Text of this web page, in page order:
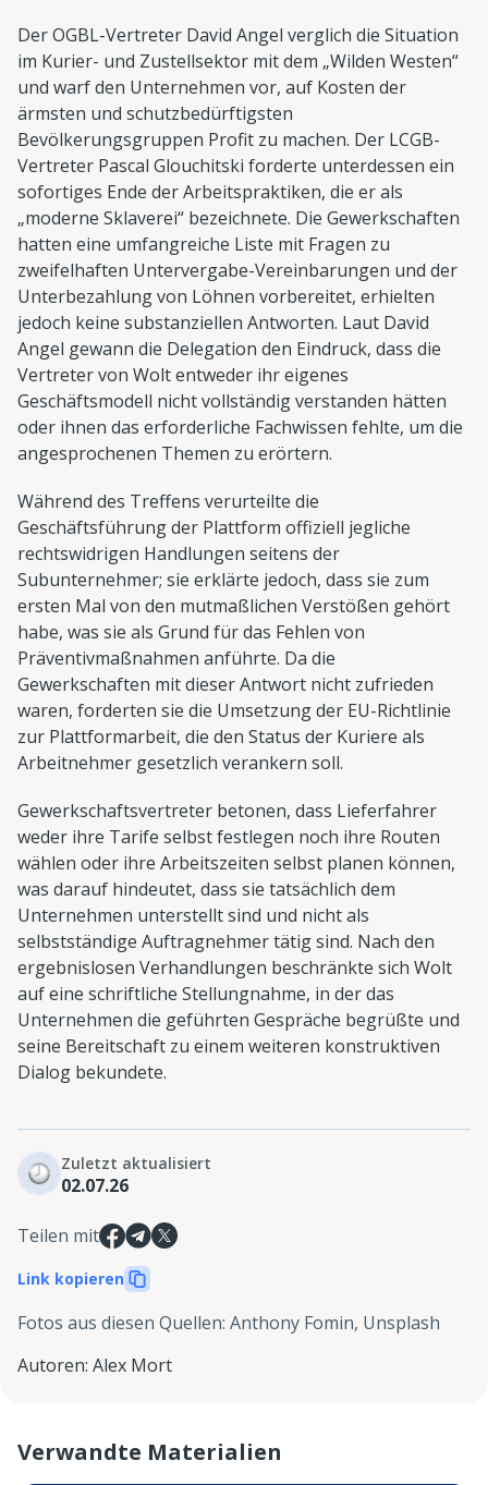
Der OGBL-Vertreter David Angel verglich die Situation
im Kurier- und Zustellsektor mit dem „Wilden Westen“
und warf den Unternehmen vor, auf Kosten der
ärmsten und schutzbedürftigsten
Bevölkerungsgruppen Profit zu machen. Der LCGB-
Vertreter Pascal Glouchitski forderte unterdessen ein
sofortiges Ende der Arbeitspraktiken, die er als
„moderne Sklaverei“ bezeichnete. Die Gewerkschaften
hatten eine umfangreiche Liste mit Fragen zu
zweifelhaften Untervergabe-Vereinbarungen und der
Unterbezahlung von Löhnen vorbereitet, erhielten
jedoch keine substanziellen Antworten. Laut David
Angel gewann die Delegation den Eindruck, dass die
Vertreter von Wolt entweder ihr eigenes
Geschäftsmodell nicht vollständig verstanden hätten
oder ihnen das erforderliche Fachwissen fehlte, um die
angesprochenen Themen zu erörtern.
Während des Treffens verurteilte die
Geschäftsführung der Plattform offiziell jegliche
rechtswidrigen Handlungen seitens der
Subunternehmer; sie erklärte jedoch, dass sie zum
ersten Mal von den mutmaßlichen Verstößen gehört
habe, was sie als Grund für das Fehlen von
Präventivmaßnahmen anführte. Da die
Gewerkschaften mit dieser Antwort nicht zufrieden
waren, forderten sie die Umsetzung der EU-Richtlinie
zur Plattformarbeit, die den Status der Kuriere als
Arbeitnehmer gesetzlich verankern soll.
Gewerkschaftsvertreter betonen, dass Lieferfahrer
weder ihre Tarife selbst festlegen noch ihre Routen
wählen oder ihre Arbeitszeiten selbst planen können,
was darauf hindeutet, dass sie tatsächlich dem
Unternehmen unterstellt sind und nicht als
selbstständige Auftragnehmer tätig sind. Nach den
ergebnislosen Verhandlungen beschränkte sich Wolt
auf eine schriftliche Stellungnahme, in der das
Unternehmen die geführten Gespräche begrüßte und
seine Bereitschaft zu einem weiteren konstruktiven
Dialog bekundete.
Zuletzt aktualisiert
02.07.26
Teilen mit
Link kopieren
Fotos aus diesen Quellen: Anthony Fomin, Unsplash
Autoren: Alex Mort
Verwandte Materialien